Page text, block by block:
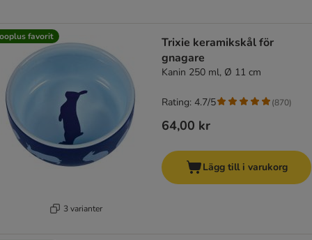
favorit
3 varianter
Trixie keramikskål för
gnagare
Kanin 250 ml, Ø 11 cm
64,00 kr
Rating: 4.7/5 (870)
Lägg till i varukorg